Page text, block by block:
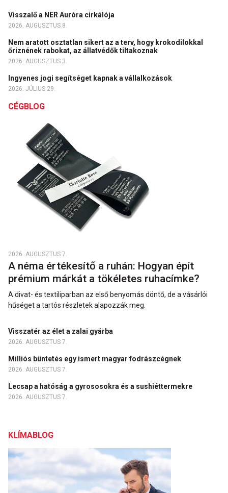
Visszalő a NER Auróra cirkálója
2026. AUGUSZTUS 8.
Nem aratott osztatlan sikert az a terv, hogy krokodilokkal
őriznének rabokat, az állatvédők tiltakoznak
2026. AUGUSZTUS 3.
Ingyenes jogi segítséget kapnak a vállalkozások
2026. JÚLIUS 29.
CÉGBLOG
2026. AUGUSZTUS 7.
A néma értékesítő a ruhán: Hogyan épít
prémium márkát a tökéletes ruhacímke?
A divat- és textiliparban az első benyomás döntő, de a vásárlói
hűséget a tartós részletek alapozzák meg.
Visszatér az élet a zalai gyárba
2026. AUGUSZTUS 7.
Milliós büntetés egy ismert magyar fodrászcégnek
2026. AUGUSZTUS 7.
Lecsap a hatóság a gyrososokra és a sushiéttermekre
2026. AUGUSZTUS 7.
KLÍMABLOG